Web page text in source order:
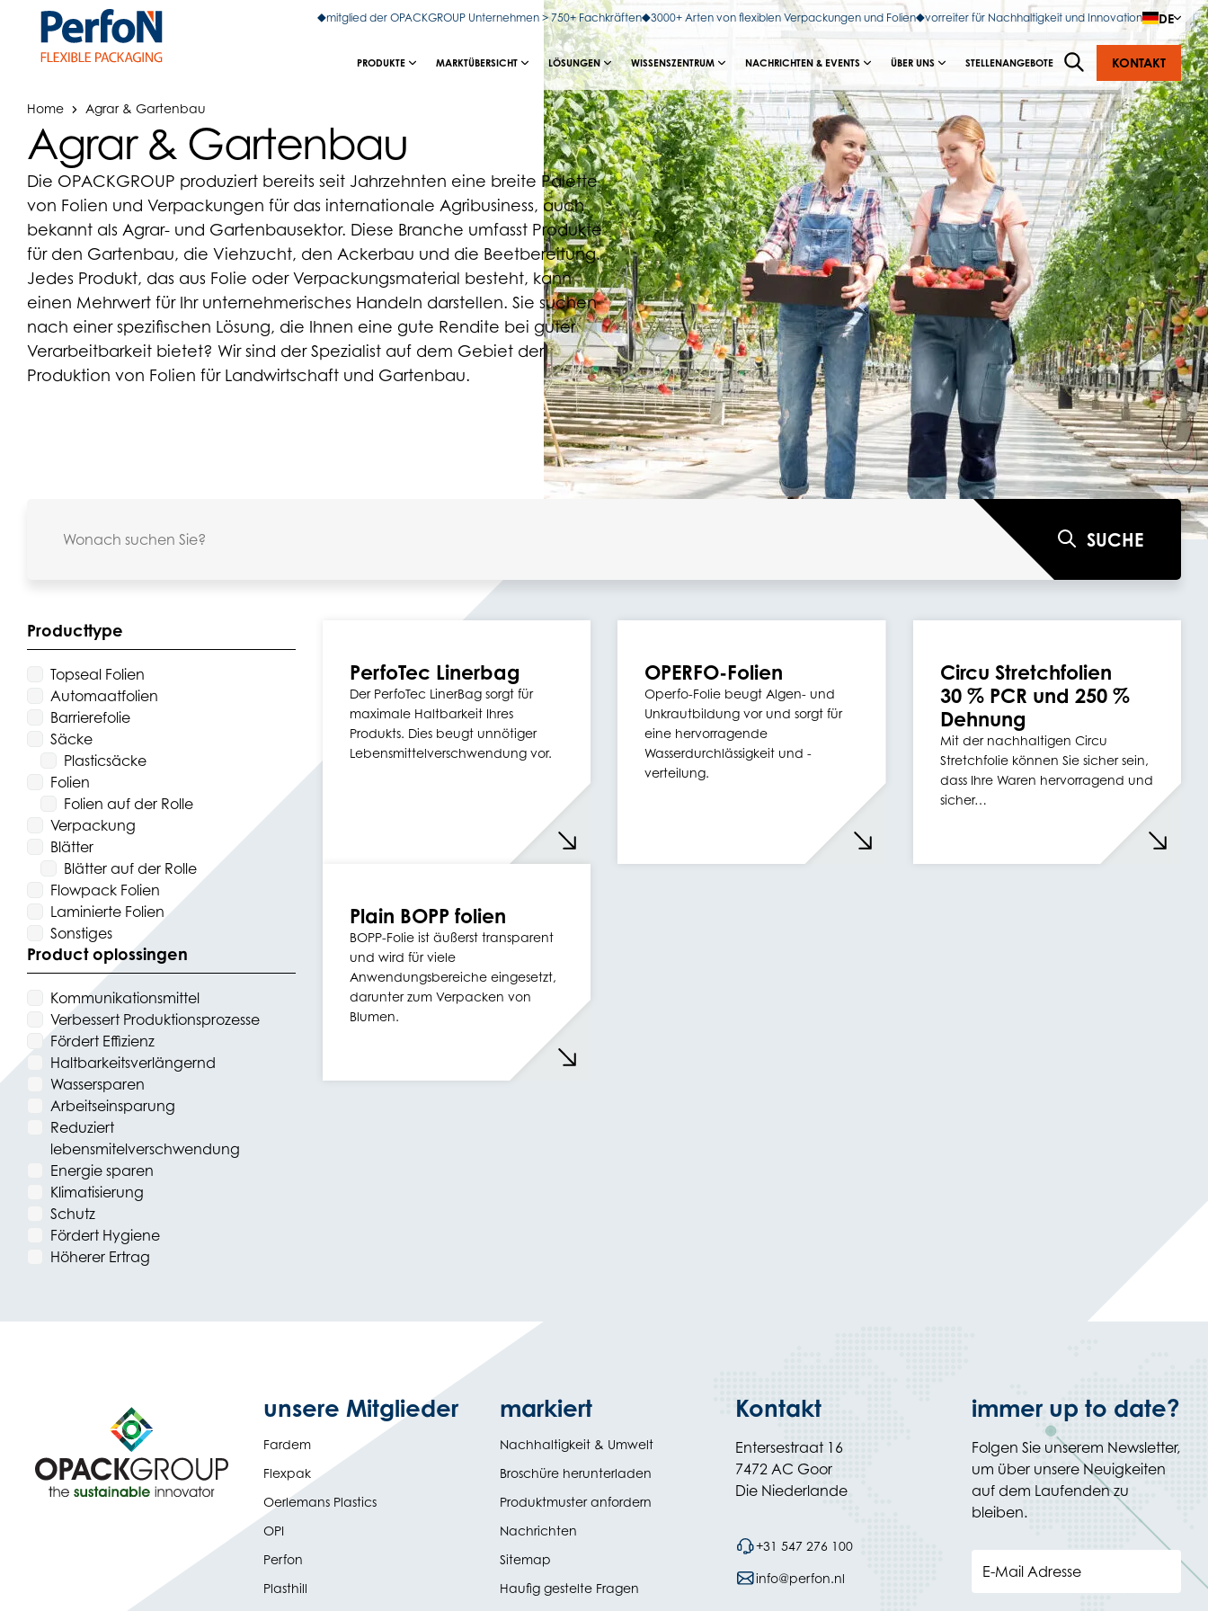
mitglied der OPACKGROUP Unternehmen > 750+ Fachkräften 3000+ Arten von flexiblen Verpackungen und Folien vorreiter für Nachhaltigkeit und Innovation DE
PRODUKTE MARKTÜBERSICHT LÖSUNGEN WISSENSZENTRUM NACHRICHTEN & EVENTS ÜBER UNS STELLENANGEBOTE KONTAKT
Home Agrar & Gartenbau
Agrar & Gartenbau
Die OPACKGROUP produziert bereits seit Jahrzehnten eine breite Palette
von Folien und Verpackungen für das internationale Agribusiness, auch
bekannt als Agrar- und Gartenbausektor. Diese Branche umfasst Produkte
für den Gartenbau, die Viehzucht, den Ackerbau und die Beetbereitung.
Jedes Produkt, das aus Folie oder Verpackungsmaterial besteht, kann
einen Mehrwert für Ihr unternehmerisches Handeln darstellen. Sie suchen
nach einer spezifischen Lösung, die Ihnen eine gute Rendite bei guter
Verarbeitbarkeit bietet? Wir sind der Spezialist auf dem Gebiet der
Produktion von Folien für Landwirtschaft und Gartenbau.
SUCHE
Producttype
Topseal Folien
Automaatfolien
Barrierefolie
Säcke
Plasticsäcke
Folien
Folien auf der Rolle
Verpackung
Blätter
Blätter auf der Rolle
Flowpack Folien
Laminierte Folien
Sonstiges
Product oplossingen
Kommunikationsmittel
Verbessert Produktionsprozesse
Fördert Effizienz
Haltbarkeitsverlängernd
Wassersparen
Arbeitseinsparung
Reduziert
lebensmitelverschwendung
Energie sparen
Klimatisierung
Schutz
Fördert Hygiene
Höherer Ertrag
PerfoTec Linerbag
Der PerfoTec LinerBag sorgt für
maximale Haltbarkeit Ihres
Produkts. Dies beugt unnötiger
Lebensmittelverschwendung vor.
OPERFO-Folien
Operfo-Folie beugt Algen- und
Unkrautbildung vor und sorgt für
eine hervorragende
Wasserdurchlässigkeit und -
verteilung.
Circu Stretchfolien
30 % PCR und 250 %
Dehnung
Mit der nachhaltigen Circu
Stretchfolie können Sie sicher sein,
dass Ihre Waren hervorragend und
sicher…
Plain BOPP folien
BOPP-Folie ist äußerst transparent
und wird für viele
Anwendungsbereiche eingesetzt,
darunter zum Verpacken von
Blumen.
unsere Mitglieder
Fardem
Flexpak
Oerlemans Plastics
OPI
Perfon
Plasthill
markiert
Nachhaltigkeit & Umwelt
Broschüre herunterladen(opens
new
Produktmuster anfordern
Nachrichten
Sitemap
Haufig gestelte Fragen
Kontakt
Entersestraat 16
7472 AC Goor
Die Niederlande
+31 547 276 100
info@perfon.nl
immer up to date?
Folgen Sie unserem Newsletter,
um über unsere Neuigkeiten
auf dem Laufenden zu
bleiben.
E-Mail Adresse